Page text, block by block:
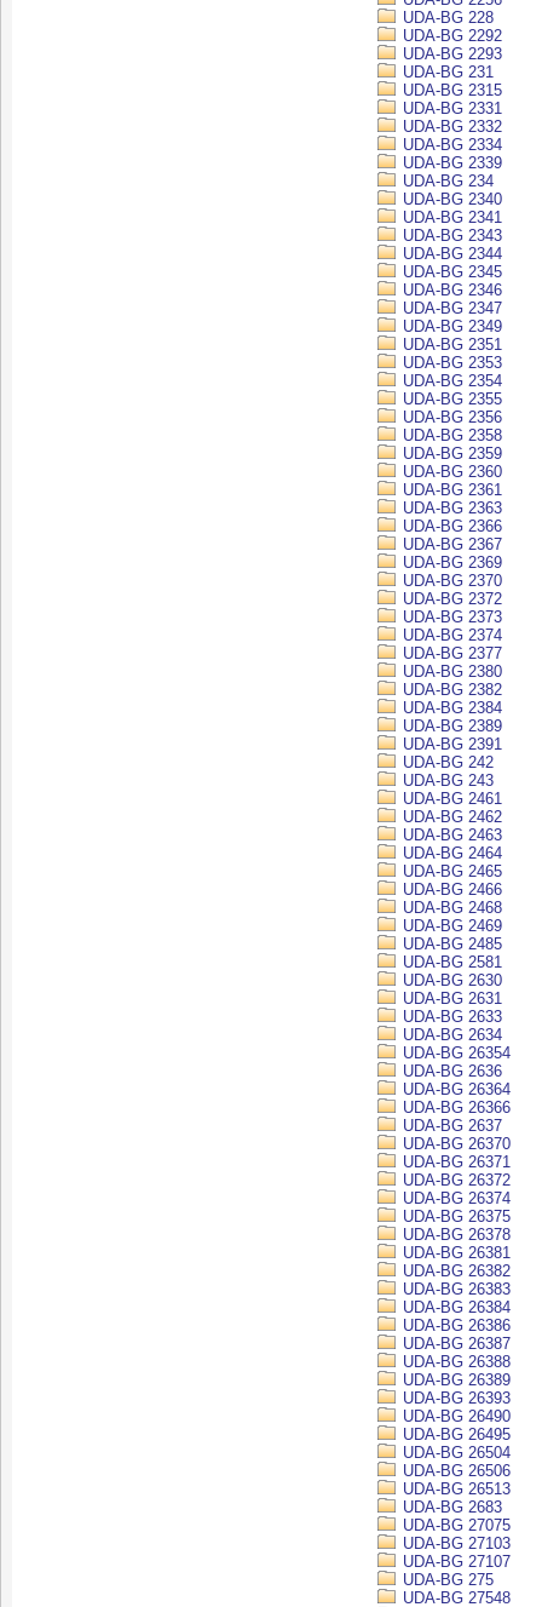
UDA-BG 228
UDA-BG 2292
UDA-BG 2293
UDA-BG 231
UDA-BG 2315
UDA-BG 2331
UDA-BG 2332
UDA-BG 2334
UDA-BG 2339
UDA-BG 234
UDA-BG 2340
UDA-BG 2341
UDA-BG 2343
UDA-BG 2344
UDA-BG 2345
UDA-BG 2346
UDA-BG 2347
UDA-BG 2349
UDA-BG 2351
UDA-BG 2353
UDA-BG 2354
UDA-BG 2355
UDA-BG 2356
UDA-BG 2358
UDA-BG 2359
UDA-BG 2360
UDA-BG 2361
UDA-BG 2363
UDA-BG 2366
UDA-BG 2367
UDA-BG 2369
UDA-BG 2370
UDA-BG 2372
UDA-BG 2373
UDA-BG 2374
UDA-BG 2377
UDA-BG 2380
UDA-BG 2382
UDA-BG 2384
UDA-BG 2389
UDA-BG 2391
UDA-BG 242
UDA-BG 243
UDA-BG 2461
UDA-BG 2462
UDA-BG 2463
UDA-BG 2464
UDA-BG 2465
UDA-BG 2466
UDA-BG 2468
UDA-BG 2469
UDA-BG 2485
UDA-BG 2581
UDA-BG 2630
UDA-BG 2631
UDA-BG 2633
UDA-BG 2634
UDA-BG 26354
UDA-BG 2636
UDA-BG 26364
UDA-BG 26366
UDA-BG 2637
UDA-BG 26370
UDA-BG 26371
UDA-BG 26372
UDA-BG 26374
UDA-BG 26375
UDA-BG 26378
UDA-BG 26381
UDA-BG 26382
UDA-BG 26383
UDA-BG 26384
UDA-BG 26386
UDA-BG 26387
UDA-BG 26388
UDA-BG 26389
UDA-BG 26393
UDA-BG 26490
UDA-BG 26495
UDA-BG 26504
UDA-BG 26506
UDA-BG 26513
UDA-BG 2683
UDA-BG 27075
UDA-BG 27103
UDA-BG 27107
UDA-BG 275
UDA-BG 27548